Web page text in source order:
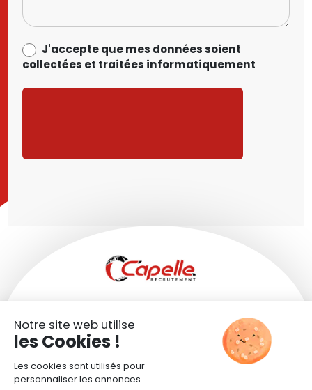
data_process_optin
J'accepte que mes données soient
collectées et traitées informatiquement
SITE TRANSPORTS CAPELLE